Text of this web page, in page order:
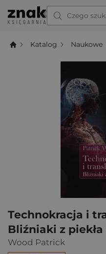
Czego
Katalog Naukowe
Technokracja i
Bliźniaki z
Wood Patrick